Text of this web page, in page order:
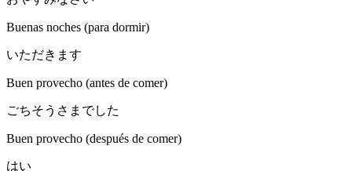
Buenas noches (para dormir)
いただきます
Buen provecho (antes de comer)
ごちそうさまでした
Buen provecho (después de comer)
はい